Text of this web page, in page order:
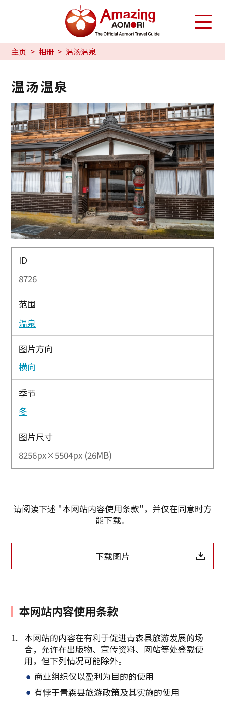
主页 相册 温汤温泉
温汤温泉
ID
8726
范围
温泉
图片方向
横向
季节
冬
图片尺寸
8256px×5504px (26MB)
请阅读下述 "本网站内容使用条款"，并仅在同意时方
能下载。
下载图片
本网站内容使用条款
本网站的内容在有利于促进青森县旅游发展的场
合，允许在出版物、宣传资料、网站等处登载使
用，但下列情况可能除外。
商业组织仅以盈利为目的的使用
有悖于青森县旅游政策及其实施的使用
复制链接